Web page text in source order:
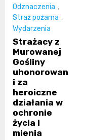
Odznaczenia ,
Straż pożarna ,
Wydarzenia
Strażacy z
Murowanej
Gośliny
uhonorowan
i za
heroiczne
działania w
ochronie
życia i
mienia